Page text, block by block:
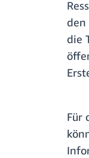
den
die
Für